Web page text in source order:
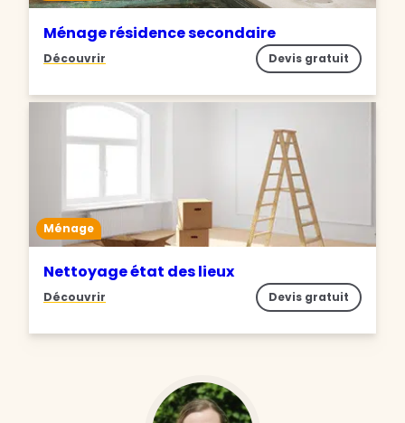
Ménage résidence secondaire
Découvrir Devis gratuit
Ménage
Nettoyage état des lieux
Découvrir Devis gratuit